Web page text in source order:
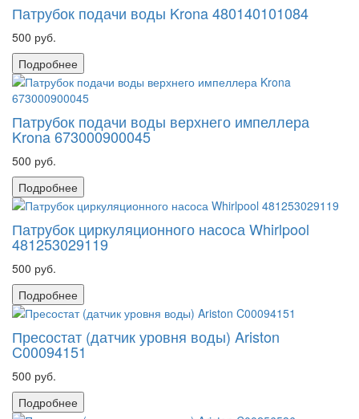
Патрубок подачи воды Krona 480140101084
500 руб.
Подробнее
Патрубок подачи воды верхнего импеллера
Krona 673000900045
500 руб.
Подробнее
Патрубок циркуляционного насоса Whirlpool
481253029119
500 руб.
Подробнее
Пресостат (датчик уровня воды) Ariston
C00094151
500 руб.
Подробнее